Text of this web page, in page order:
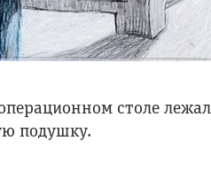
столе
подушку.